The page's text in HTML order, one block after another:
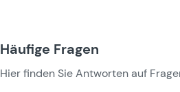
Häufige Fragen
Hier finden Sie Antworten auf